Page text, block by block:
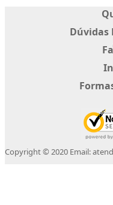
Dúvidas
Copyright © 2020 Email: